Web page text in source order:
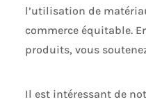
l’utilisation de
commerce équitable.
produits, vous
Il est intéressant de